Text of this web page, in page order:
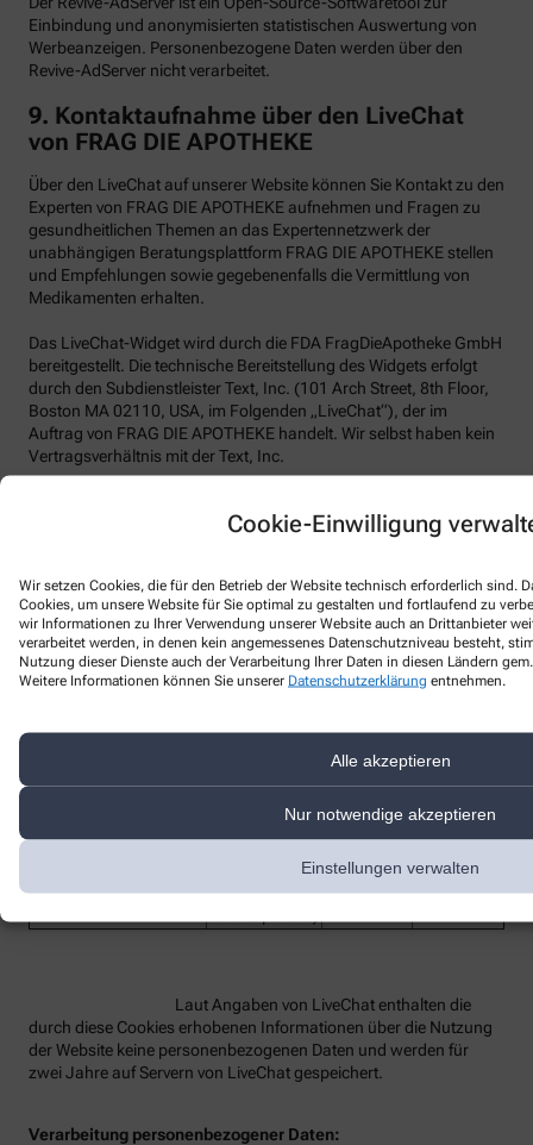
Cookie-Einwilligung
Wir setzen Cookies, die für den Betrieb der Website technisch erforderlich sind.
Cookies, um unsere Website für Sie optimal zu gestalten und fortlaufend zu
wir Informationen zu Ihrer Verwendung unserer Website auch an Drittanbieter
verarbeitet werden, in denen kein angemessenes Datenschutzniveau besteht,
Nutzung dieser Dienste auch der Verarbeitung Ihrer Daten in diesen Ländern
Weitere Informationen können Sie unserer Datenschutzerklärung entnehmen.
Alle akzeptieren
Nur notwendige akzeptieren
Einstellungen verwalten
Einbindung und anonymisierten statistischen Auswertung von
Werbeanzeigen. Personenbezogene Daten werden über den
Revive-AdServer nicht verarbeitet.
9. Kontaktaufnahme über den LiveChat
von FRAG DIE APOTHEKE
Über den LiveChat auf unserer Website können Sie Kontakt zu den
Experten von FRAG DIE APOTHEKE aufnehmen und Fragen zu
gesundheitlichen Themen an das Expertennetzwerk der
unabhängigen Beratungsplattform FRAG DIE APOTHEKE stellen
und Empfehlungen sowie gegebenenfalls die Vermittlung von
Medikamenten erhalten.
Das LiveChat-Widget wird durch die FDA FragDieApotheke GmbH
bereitgestellt. Die technische Bereitstellung des Widgets erfolgt
durch den Subdienstleister Text, Inc. (101 Arch Street, 8th Floor,
Boston MA 02110, USA, im Folgenden „LiveChat“), der im
Auftrag von FRAG DIE APOTHEKE handelt. Wir selbst haben kein
Vertragsverhältnis mit der Text, Inc.
Dienstes
Funktion Anbieter Laufzeit
lc_cid Customer ID LiveChat 2 Jahre
lc_cst
Customer
Secure Token
LiveChat 2 Jahre
Hilfs-Cookie,
Anmeldung
Sign-On oder
Einbindung in
LiveChat 2 Jahre
Laut Angaben von LiveChat enthalten die
durch diese Cookies erhobenen Informationen über die Nutzung
der Website keine personenbezogenen Daten und werden für
zwei Jahre auf Servern von LiveChat gespeichert.
Verarbeitung personenbezogener Daten: